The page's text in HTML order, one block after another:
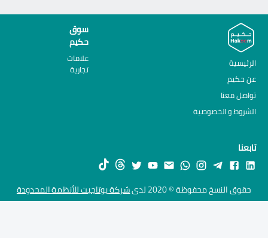
الرئيسية
عن حكيم
تواصل معنا
الشروط و الخصوصية
سوق
حكيم
علامات
تجارية
تابعنا
حقوق النسخ محفوظة © 2020 لدى شركة يوتاجيت للأنظمة المحدودة